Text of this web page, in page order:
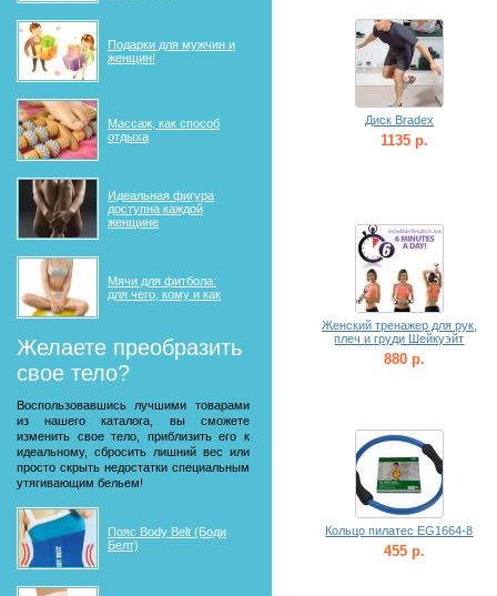
Подарки для мужчин и
женщин!
Массаж, как способ
отдыха
Идеальная фигура
доступна каждой
женщине
Мячи для фитбола:
для чего, кому и как
Желаете преобразить
свое тело?
Воспользовавшись лучшими товарами
из нашего каталога, вы сможете
изменить свое тело, приблизить его к
идеальному, сбросить лишний вес или
просто скрыть недостатки специальным
утягивающим бельем!
Пояс Body Belt (Боди
Белт)
Диск Bradex
1135 р.
Женский тренажер для рук,
плеч и груди Шейкуэйт
880 р.
Кольцо пилатес EG1664-8
455 р.